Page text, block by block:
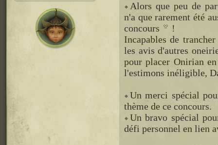
Alors que peu de
n'a que rarement été
concours
!
Incapables de
les avis d'autres
pour placer Onirian
l'estimons inéligible,
Un merci spécial
thème de ce concours.
Un bravo spécial
défi personnel en lien